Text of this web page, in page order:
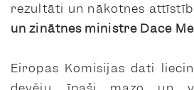
rezultāti un nākotnes
un zinātnes ministre Dace
Eiropas Komisijas dati